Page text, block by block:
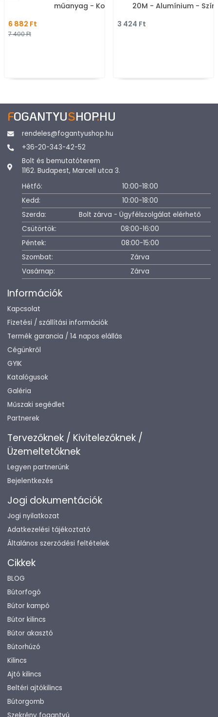
műanyag - Kombinált,
6 882 Ft
7 400 Ft
20M - Alumínium -
GOLA profil (arany,
3 424 Ft
FOGANTYUSHOP.HU
rendeles@fogantyushop.hu
+36-20-343-42-52
Bolt és bemutatóterem
1162. Budapest, Marcell utca 3.
Hétfő:
10:00-18:00
Kedd:
10:00-18:00
Szerda:
Bolt zárva - Ügyfélszolgálat elérhető
Csütörtök:
08:00-16:00
Péntek:
08:00-15:00
Szombat:
Zárva
Vasárnap:
Zárva
Információk
Kapcsolat
Fizetési / szállítási információk
Termék garancia / 14 napos elállás
Cégünkről
GYIK
Katalógusok
Galéria
Műszaki segédlet
Partnerek
Tervezőknek / Kivitelezőknek /
Üzemeltetőknek
Legyen partnerünk
Bejelentkezés
Jogi dokumentációk
Jogi nyilatkozat
Adatkezelési tájékoztató
Általános szerződési feltételek
Cikkek
BLOG
Bútorfogó
Bútor kampó
Bútor kilincs
Bútor akasztó
Bútorhúzó
Kilincs
Ajtó kilincs
Beltéri ajtókilincs
Bútorgomb